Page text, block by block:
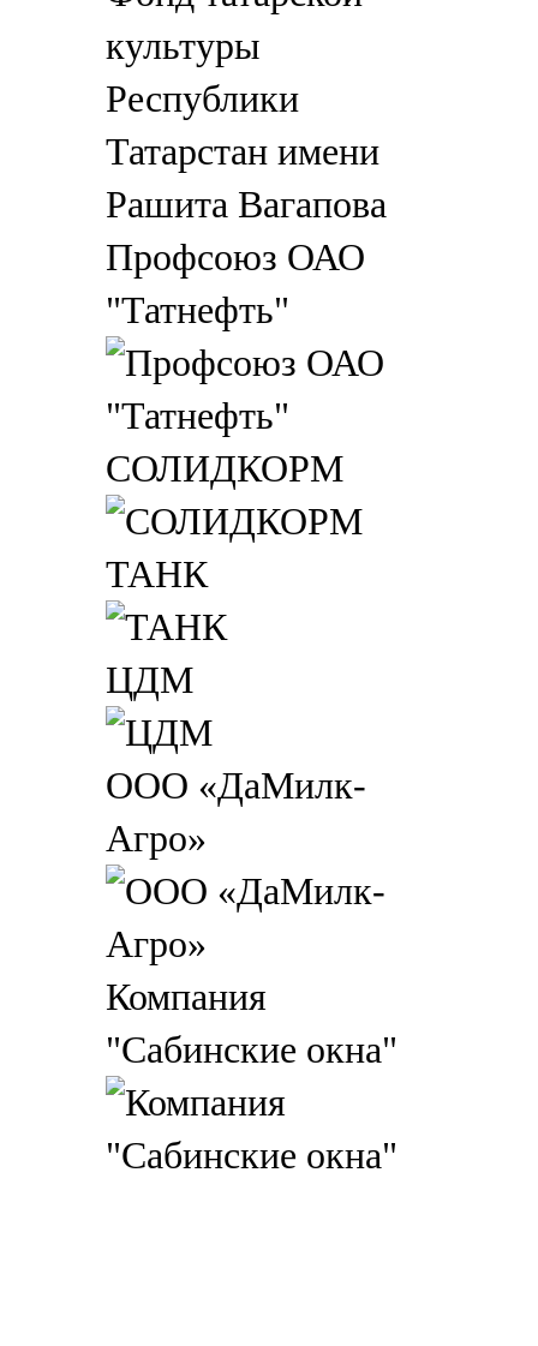
Профсоюз ОАО
"Татнефть"
СОЛИДКОРМ
ТАНК
ЦДМ
ООО «ДаМилк-
Агро»
Компания
"Сабинские окна"